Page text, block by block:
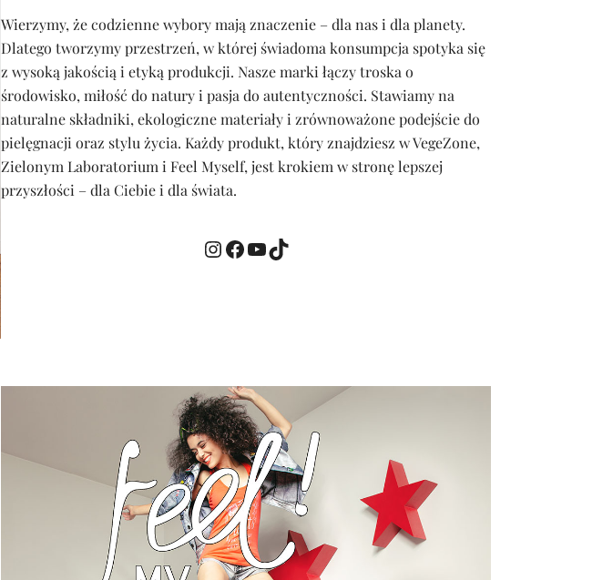
Wierzymy, że codzienne wybory mają znaczenie – dla nas i dla planety.
Dlatego tworzymy przestrzeń, w której świadoma konsumpcja spotyka się
z wysoką jakością i etyką produkcji. Nasze marki łączy troska o
środowisko, miłość do natury i pasja do autentyczności. Stawiamy na
naturalne składniki, ekologiczne materiały i zrównoważone podejście do
pielęgnacji oraz stylu życia. Każdy produkt, który znajdziesz w VegeZone,
Zielonym Laboratorium i Feel Myself, jest krokiem w stronę lepszej
przyszłości – dla Ciebie i dla świata.
InstagramFacebook YouTube TikTok